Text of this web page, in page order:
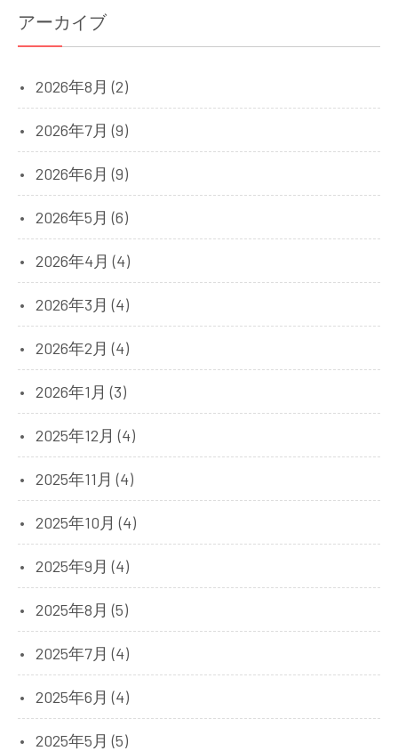
アーカイブ
2026年8月 (2)
2026年7月 (9)
2026年6月 (9)
2026年5月 (6)
2026年4月 (4)
2026年3月 (4)
2026年2月 (4)
2026年1月 (3)
2025年12月 (4)
2025年11月 (4)
2025年10月 (4)
2025年9月 (4)
2025年8月 (5)
2025年7月 (4)
2025年6月 (4)
2025年5月 (5)